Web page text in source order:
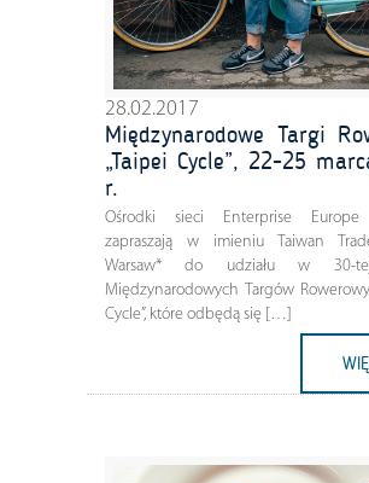
28.02.2017
Międzynarodowe Targi
„Taipei Cycle”, 22-25
r.
Ośrodki sieci Enterprise Europe
zapraszają w imieniu Taiwan
Warsaw* do udziału w 30-
Międzynarodowych Targów
Cycle”, które odbędą się […]